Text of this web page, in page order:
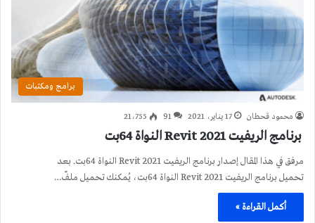
برامج ومكتبات
محمود قحطان 17 يناير، 2021 91 21٬755
برنامج الريفيت 2021 Revit النواة 64بت
مرفق في هذا المقال إصدار برنامج الريفيت 2021 Revit النواة 64بت. بعد
تحميل برنامج الريفيت 2021 Revit النواة 64بت، يُمكنك تحميل ملفّ…
أكمل القراءة »